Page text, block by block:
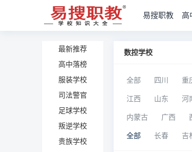
易搜职教 高
最新推荐
高中落榜
服装学校
司法警官
足球学校
叛逆学校
贵族学校
数控学校
全部 四川 重
江西 山东 河
内蒙古 广西
全部 长春 吉